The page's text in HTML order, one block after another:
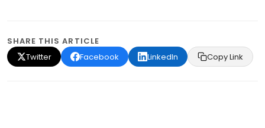
SHARE THIS ARTICLE
Twitter
Facebook LinkedIn Copy Link